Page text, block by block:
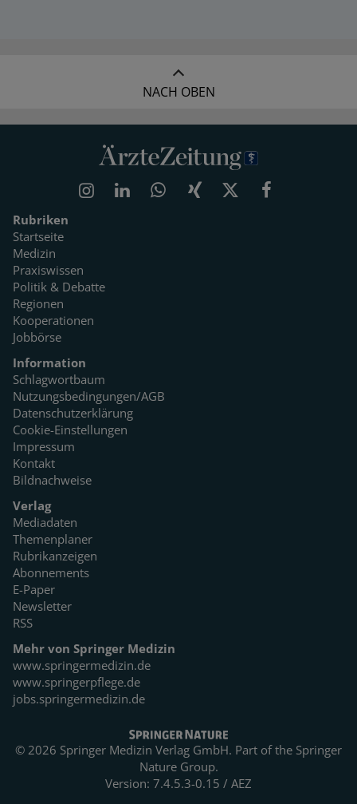
NACH OBEN
Rubriken
Startseite
Medizin
Praxiswissen
Politik & Debatte
Regionen
Kooperationen
Jobbörse
Information
Schlagwortbaum
Nutzungsbedingungen/AGB
Datenschutzerklärung
Cookie-Einstellungen
Impressum
Kontakt
Bildnachweise
Verlag
Mediadaten
Themenplaner
Rubrikanzeigen
Abonnements
E-Paper
Newsletter
RSS
Mehr von Springer Medizin
www.springermedizin.de
www.springerpflege.de
jobs.springermedizin.de
© 2026 Springer Medizin Verlag GmbH. Part of the Springer
Nature Group.
Version: 7.4.5.3-0.15 / AEZ